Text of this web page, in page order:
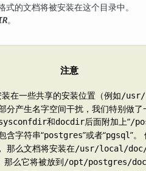
式的文档将被安装在这个目录中。
。
注意
在一些共享的安装位置（例如/
分产生名字空间干扰，我们特别做
和docdir后面附加上“/
含字符串“postgres”或者“pgsql”。
那么文档将安装在/usr/local/
那么它将被放到/opt/postgres/